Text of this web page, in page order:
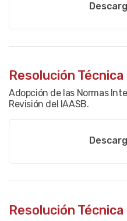
Resolución Técnica
Adopción de las Normas
Revisión del IAASB.
Resolución Técnica